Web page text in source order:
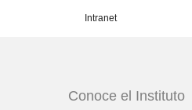
Intranet
Conoce el Instituto